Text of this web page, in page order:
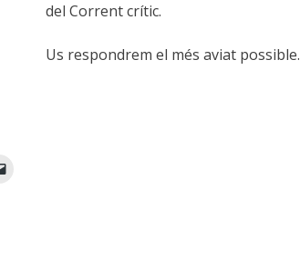
del Corrent crític.
Us respondrem el més aviat possible.